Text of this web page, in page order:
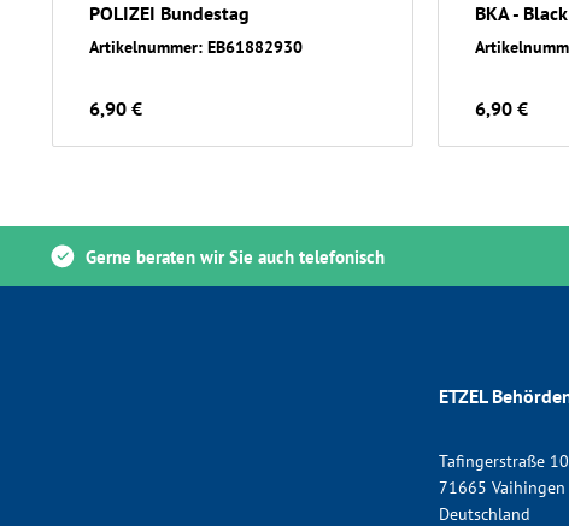
POLIZEI Bundestag
Artikelnummer: EB61882930
6,90 €
BKA -
6,90 €
Gerne beraten wir Sie auch telefonisch
ETZEL
Tafingerstraße 10
71665 Vaihingen
Deutschland